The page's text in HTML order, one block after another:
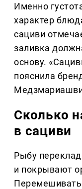
Именно
характер
сациви
заливка
основу.
пояснила
Сколько
в сациви
Рыбу
и покрывают